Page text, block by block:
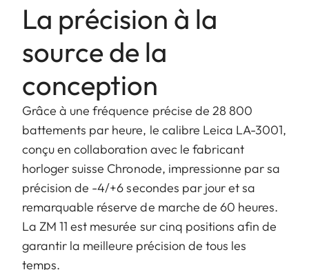
La précision à la
source de la
conception
Grâce à une fréquence précise de 28 800
battements par heure, le calibre Leica LA-3001,
conçu en collaboration avec le fabricant
horloger suisse Chronode, impressionne par sa
précision de -4/+6 secondes par jour et sa
remarquable réserve de marche de 60 heures.
La ZM 11 est mesurée sur cinq positions afin de
garantir la meilleure précision de tous les
temps.